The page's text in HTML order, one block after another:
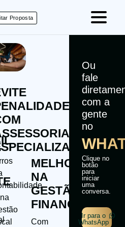
Proposta
MELHORIA
NA
GESTÃO
FINANCEIRA
Com
Ou
fale
com a
gente
no
Clique no
botão
para
iniciar
uma
conversa.
Ir para o
WhatsApp